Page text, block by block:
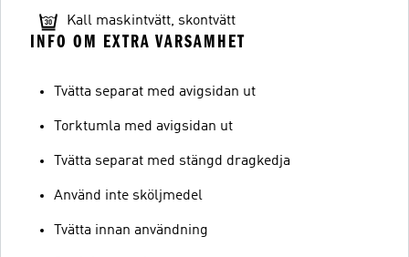
Kall maskintvätt, skontvätt
INFO OM EXTRA VARSAMHET
Tvätta separat med avigsidan ut
Torktumla med avigsidan ut
Tvätta separat med stängd dragkedja
Använd inte sköljmedel
Tvätta innan användning